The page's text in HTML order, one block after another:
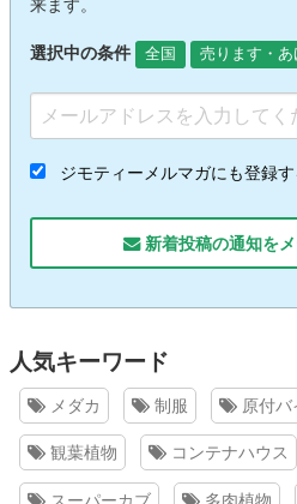
来ます。
選択中の条件 全国 売ります・あ
ジモティーメルマガにも登録す
新着投稿の通知を
人気キーワード
メダカ 制服 原付バ
観葉植物 コンテナハウス
スーパーカブ 多肉植物